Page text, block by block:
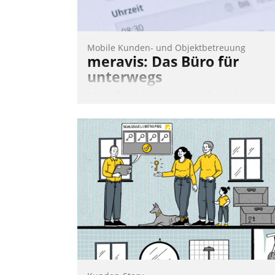
Entscheidungen.
Mobile Kunden- und Objektbetreuung
meravis: Das Büro für
unterwegs
verspricht das aktuelle Cockpit für
Mitarbeiter von Datatrain. Die meravis
Wohnungsbau- und Immobilien GmbH
hat sich dabei für den Betrieb der
über die SAP Cloud Platform entschieden
- als erstes Unternehmen am
Wohnungsmarkt.
Andreas Lerchner